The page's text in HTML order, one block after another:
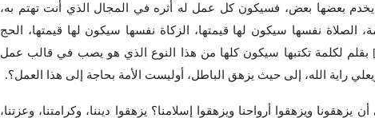
يخدم بعضها بعض، فسيكون كل عمل له أثره في المجال الذي أنت تهتم به،
الصلاة نفسها سيكون لها قيمتها، الزكاة نفسها سيكون لها قيمتها، الحج
لكلمة تكتبها سيكون كلها من هذا النوع الذي هو يصب في قالب عمل
راية الله، إلى حيث يزهق الباطل، أوليست الأمة بحاجة إلى هذا العمل؟.
ويزهقوا أرواحنا ويزهقوا إسلامنا؟ يزهقوا ديننا، وكرامتنا، وعزتنا،